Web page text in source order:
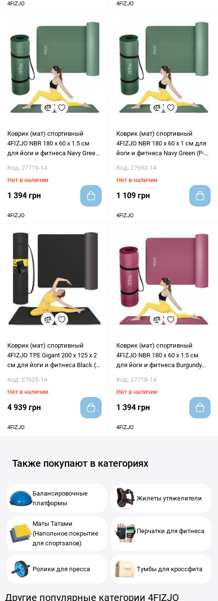
4FIZJO 4FIZJO
Коврик (мат) спортивный
4FIZJO NBR 180 x 60 x 1.5 см
для йоги и фитнеса Navy Green
Код: 27719-14
Нет в наличии
1 394 грн
4FIZJO
Коврик (мат) спортивный
4FIZJO NBR 180 x 60 x 1 см для
йоги и фитнеса Navy Green (P-
Код: 27692-14
Нет в наличии
1 109 грн
4FIZJO
Коврик (мат) спортивный
4FIZJO TPE Gigant 200 x 125 x 2
см для йоги и фитнеса Black (P-
Код: 27625-14
Нет в наличии
4 939 грн
4FIZJO
Коврик (мат) спортивный
4FIZJO NBR 180 x 60 x 1.5 см
для йоги и фитнеса Burgundy
Код: 27718-14
Нет в наличии
1 394 грн
4FIZJO
Также покупают в категориях
Балансировочные
платформы
Жилеты утяжелители
Маты Татами
(Напольное покрытие
для спортзалов)
Перчатки для фитнеса
Ролики для пресса Тумбы для кроссфита
Другие популярные категории 4FIZJO